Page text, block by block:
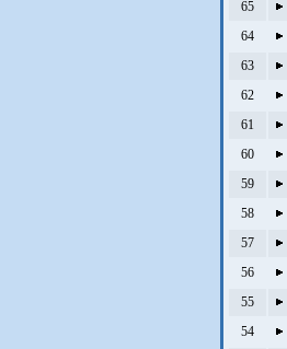
65
64
63
62
61
60
59
58
57
56
55
54